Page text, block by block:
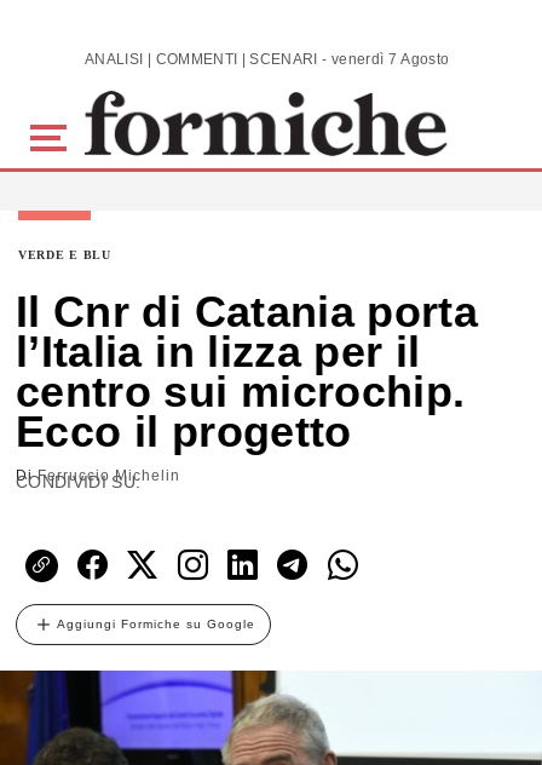
Skip to main content ANALISI | COMMENTI | SCENARI - venerdì 7 Agosto 2026
VERDE E BLU
Il Cnr di Catania porta
l’Italia in lizza per il
centro sui microchip.
Ecco il progetto
DiFerruccio Michelin
CONDIVIDI SU:
Aggiungi Formiche su Google